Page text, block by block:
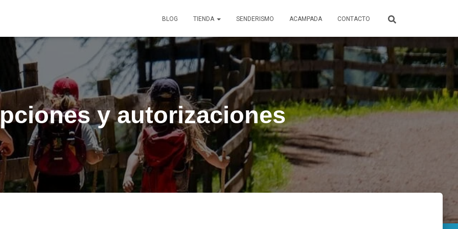
BLOG TIENDA SENDERISMO ACAMPADA CONTACTO
y autorizaciones